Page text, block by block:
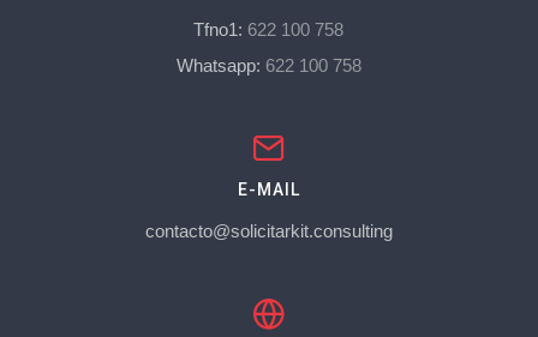
Tfno1: 622 100 758
Whatsapp: 622 100 758
E-MAIL
contacto@solicitarkit.consulting